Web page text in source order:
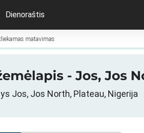
Dienoraštis
matavimas
- Jos, Jos
Jos, Jos North, Plateau, Nigerija